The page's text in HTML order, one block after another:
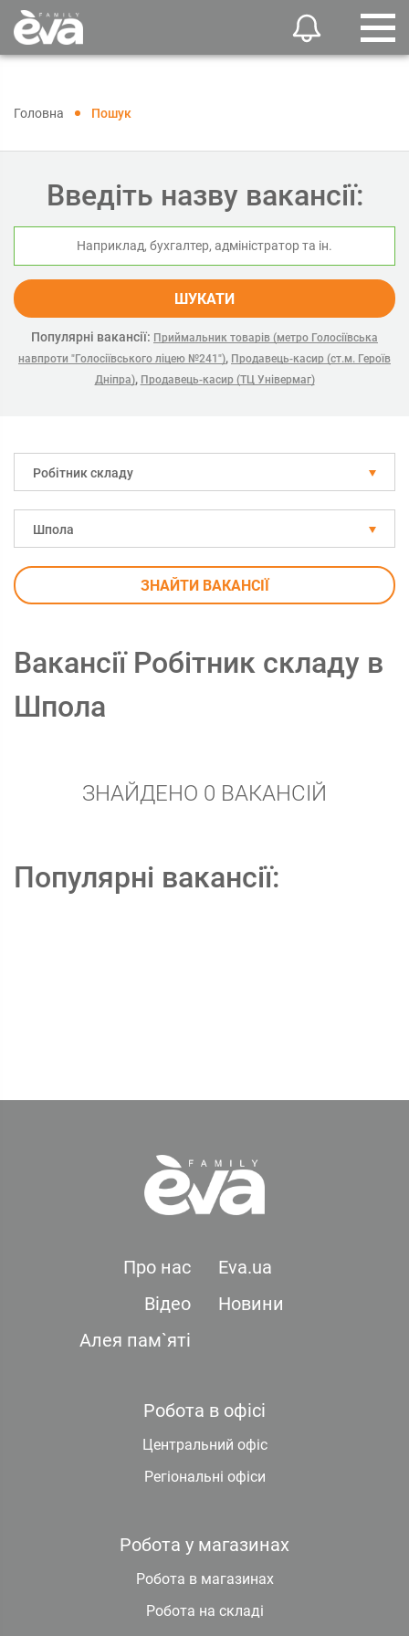
Головна Пошук
Введіть назву вакансії:
ШУКАТИ
Популярні вакансії: Приймальник товарів (метро Голосіївська
навпроти "Голосіївського ліцею №241"), Продавець-касир (ст.м. Героїв
Дніпра), Продавець-касир (ТЦ Універмаг)
Робітник складу
Шпола
ЗНАЙТИ ВАКАНСІЇ
Вакансії Робітник складу в
Шпола
ЗНАЙДЕНО 0 ВАКАНСІЙ
Популярні вакансії:
Про нас
Eva.ua
Відео
Новини
Алея пам`яті
Робота в офісі
Центральний офіс
Регіональні офіси
Робота у магазинах
Робота в магазинах
Робота на складі